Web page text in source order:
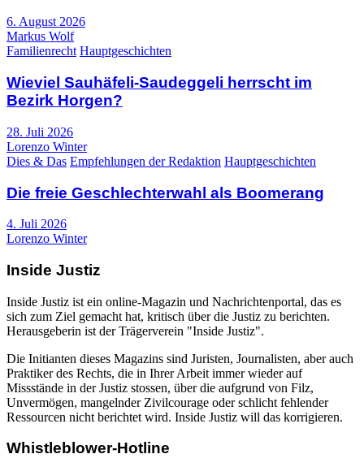
6. August 2026
Markus Wolf
Familienrecht Hauptgeschichten
Wieviel Sauhäfeli-Saudeggeli herrscht im
Bezirk Horgen?
28. Juli 2026
Lorenzo Winter
Dies & Das Empfehlungen der Redaktion Hauptgeschichten
Die freie Geschlechterwahl als Boomerang
4. Juli 2026
Lorenzo Winter
Inside Justiz
Inside Justiz ist ein online-Magazin und Nachrichtenportal, das es
sich zum Ziel gemacht hat, kritisch über die Justiz zu berichten.
Herausgeberin ist der Trägerverein "Inside Justiz".
Die Initianten dieses Magazins sind Juristen, Journalisten, aber auch
Praktiker des Rechts, die in Ihrer Arbeit immer wieder auf
Missstände in der Justiz stossen, über die aufgrund von Filz,
Unvermögen, mangelnder Zivilcourage oder schlicht fehlender
Ressourcen nicht berichtet wird. Inside Justiz will das korrigieren.
Whistleblower-Hotline